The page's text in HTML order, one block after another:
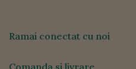
Ramai conectat cu noi
Comanda si livrare